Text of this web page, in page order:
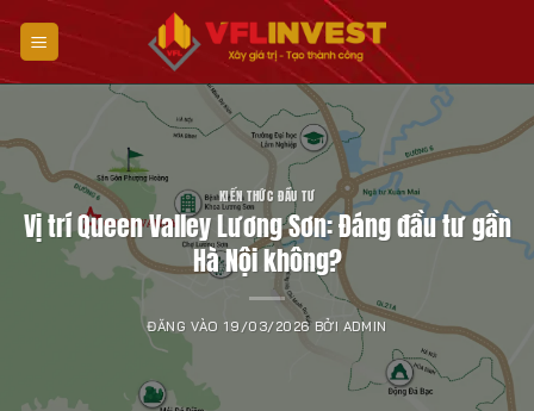
qua
nội
KIẾN THỨC ĐẦU TƯ
Vị trí Queen Valley Lương Sơn: Đáng đầu tư gần
Hà Nội không?
ĐĂNG VÀO 19/03/2026 BỞI ADMIN